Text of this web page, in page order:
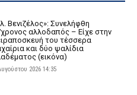
Βενιζέλος»: Συνελήφθη
αλλοδαπός – Είχε στην
του τέσσερα
και δύο ψαλίδια
(εικόνα)
2026 14:35